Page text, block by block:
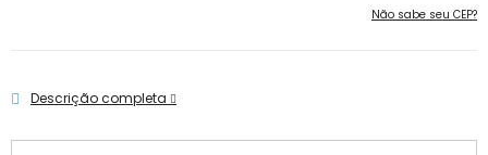
Não sabe seu CEP?
Descrição completa